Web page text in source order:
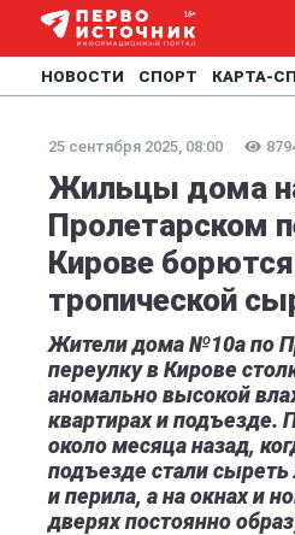
НОВОСТИ СПОРТ КАРТА-
25 сентября 2025, 08:00
Жильцы дома
Пролетарском
Кирове
тропической
Жители дома №10а по
переулку в Кирове
аномально высокой
квартирах и подъезде.
около месяца назад,
подъезде стали
и перила, а на окнах и
дверях постоянно